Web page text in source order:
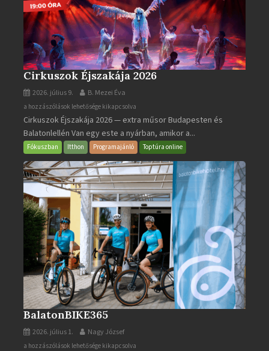
Cirkuszok Éjszakája 2026
2026. július 9. B. Mezei Éva
Cirkuszok
Éjszakája
2026
bejegyzéshez
a hozzászólások lehetősége kikapcsolva
Cirkuszok Éjszakája 2026 — extra műsor Budapesten és
Balatonlellén Van egy este a nyárban, amikor a...
Fókuszban Itthon Programajánló Toptúra online
BalatonBIKE365
2026. július 1. Nagy József
BalatonBIKE365
a hozzászólások lehetősége kikapcsolva